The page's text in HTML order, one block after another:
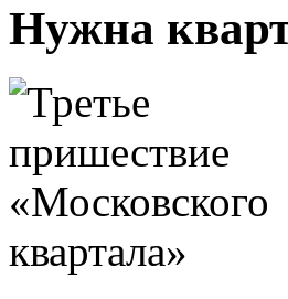
Нужна